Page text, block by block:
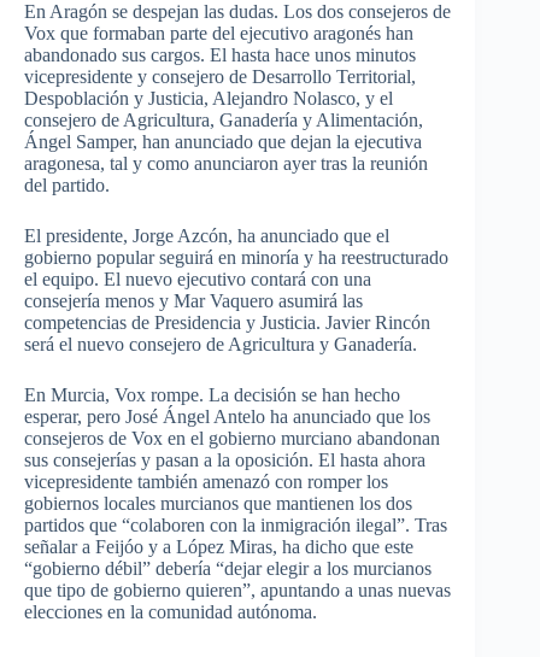
En Aragón se despejan las dudas. Los dos consejeros de
Vox que formaban parte del ejecutivo aragonés han
abandonado sus cargos. El hasta hace unos minutos
vicepresidente y consejero de Desarrollo Territorial,
Despoblación y Justicia, Alejandro Nolasco, y el
consejero de Agricultura, Ganadería y Alimentación,
Ángel Samper, han anunciado que dejan la ejecutiva
aragonesa, tal y como anunciaron ayer tras la reunión
del partido.
El presidente, Jorge Azcón, ha anunciado que el
gobierno popular seguirá en minoría y ha reestructurado
el equipo. El nuevo ejecutivo contará con una
consejería menos y Mar Vaquero asumirá las
competencias de Presidencia y Justicia. Javier Rincón
será el nuevo consejero de Agricultura y Ganadería.
En Murcia, Vox rompe. La decisión se han hecho
esperar, pero José Ángel Antelo ha anunciado que los
consejeros de Vox en el gobierno murciano abandonan
sus consejerías y pasan a la oposición. El hasta ahora
vicepresidente también amenazó con romper los
gobiernos locales murcianos que mantienen los dos
partidos que “colaboren con la inmigración ilegal”. Tras
señalar a Feijóo y a López Miras, ha dicho que este
“gobierno débil” debería “dejar elegir a los murcianos
que tipo de gobierno quieren”, apuntando a unas nuevas
elecciones en la comunidad autónoma.